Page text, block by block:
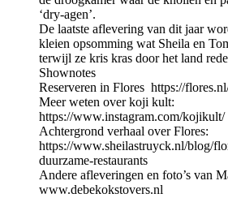
‘dry-agen’.
De laatste aflevering van dit jaar
kleien opsomming wat Sheila en
terwijl ze kris kras door het land
Shownotes
Reserveren in Flores https://
Meer weten over koji kult:
https://www.instagram.com/kojikult/
Achtergrond verhaal over Flores:
https://www.sheilastruyck.nl/blog/
duurzame-restaurants
Andere afleveringen en foto’s van
www.debekokstovers.nl